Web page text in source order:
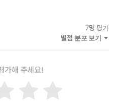
7명 평가
별점 분포 보기
가해 주세요!